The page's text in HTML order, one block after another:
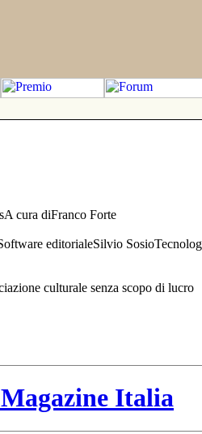
cura diFranco Forte
editorialeSilvio
culturale senza scopo di lucro
Italia